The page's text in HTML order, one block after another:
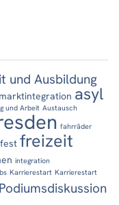
und Ausbildung
asyl
und Arbeit Austausch
fahrräder
fest freizeit
integration
Karrierestart Karrierestart
Podiumsdiskussion